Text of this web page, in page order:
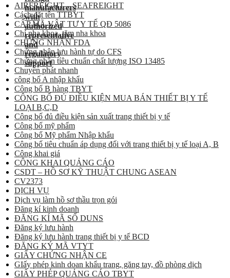
AIRFREIGHT – SEAFREIGHT
Cách đặt tên TTBYT
CẤP MÃ VẬT TƯ Y TẾ QĐ 5086
Chỉ nha khoa, tăm nha khoa
CHỨNG NHẬN FDA
Chứng nhận lưu hành tự do CFS
Chứng nhận tiêu chuẩn chất lượng ISO 13485
Chuyển phát nhanh
công bố A nhập khẩu
Công bố B hàng TBYT
CÔNG BỐ ĐỦ ĐIỀU KIỆN MUA BÁN THIẾT BỊ Y TẾ
LOẠI B,C,D
Công bố đủ điều kiện sản xuất trang thiết bị y tế
Công bố mỹ phẩm
Công bố Mỹ phẩm Nhập khẩu
Công bố tiêu chuẩn áp dụng đối với trang thiết bị y tế loại A, B
Công khai giá
CÔNG KHAI QUẢNG CÁO
CSDT – HỒ SƠ KỸ THUẬT CHUNG ASEAN
CV2373
DỊCH VỤ
Dịch vụ làm hồ sơ thầu trọn gói
Đăng kí kinh doanh
ĐĂNG KÍ MÃ SỐ DUNS
Đăng ký lưu hành
Đăng ký lưu hành trang thiết bị y tế BCD
ĐĂNG KÝ MÃ VTYT
GIẤY CHỨNG NHẬN CE
GIấy phép kinh doan khẩu trang, găng tay, đồ phòng dịch
GIẤY PHÉP QUẢNG CÁO TBYT